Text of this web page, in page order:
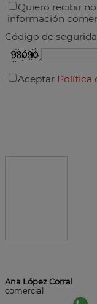
Quiero recibir
información
Código de
Aceptar Política
Ana López Corral
comercial